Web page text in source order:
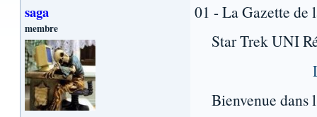
saga
membre
01 - La Gazette de
Star Trek UNI
Bienvenue dans